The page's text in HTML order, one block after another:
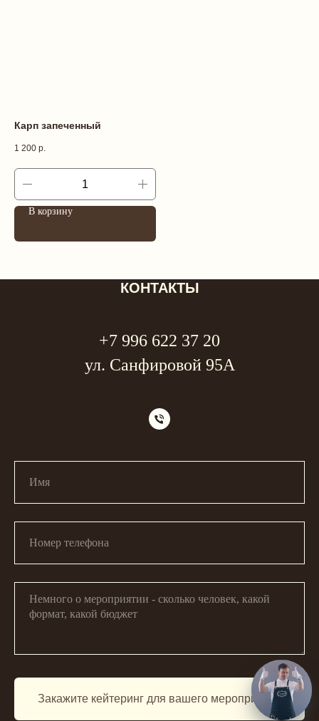
Карп запеченный
1 200 р.
В корзину
КОНТАКТЫ
+7 996 622 37 20
ул. Санфировой 95А
Закажите кейтеринг для вашего мероприятия